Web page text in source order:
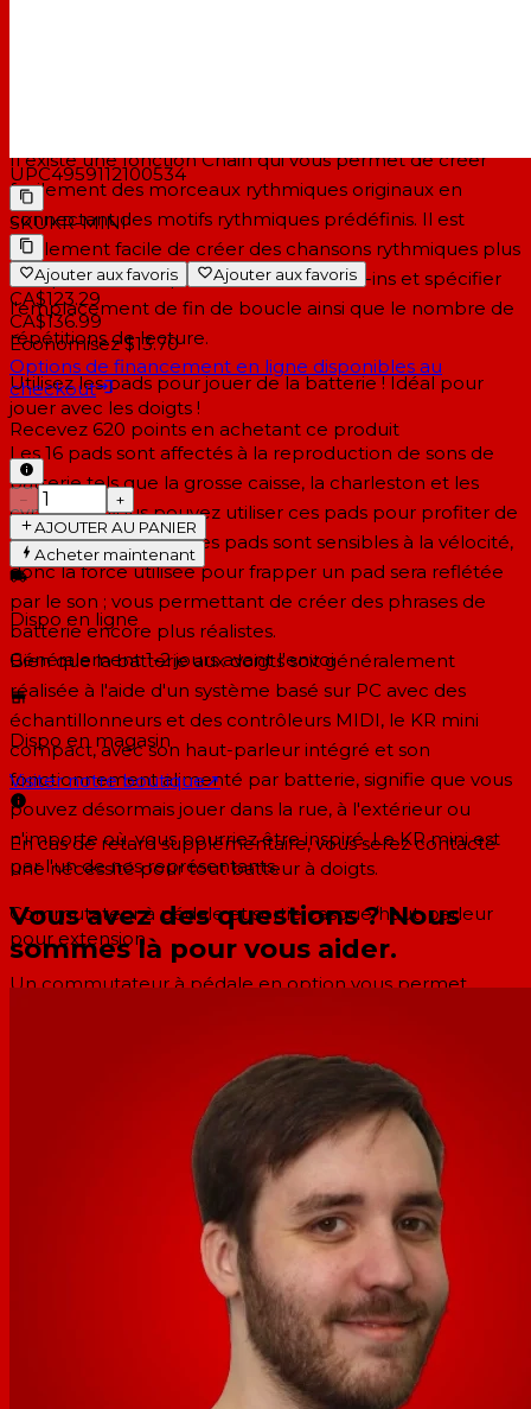
Il existe une fonction Chain qui vous permet de créer
facilement des morceaux rythmiques originaux en
connectant des motifs rythmiques prédéfinis. Il est
également facile de créer des chansons rythmiques plus
complexes ; vous pouvez inclure des fill-ins et spécifier
l'emplacement de fin de boucle ainsi que le nombre de
répétitions de lecture.
Utilisez les pads pour jouer de la batterie ! Idéal pour
jouer avec les doigts !
Les 16 pads sont affectés à la reproduction de sons de
batterie tels que la grosse caisse, la charleston et les
cymbales. Vous pouvez utiliser ces pads pour profiter de
la batterie au doigt. Les pads sont sensibles à la vélocité,
donc la force utilisée pour frapper un pad sera reflétée
par le son ; vous permettant de créer des phrases de
batterie encore plus réalistes.
Bien que la batterie aux doigts soit généralement
réalisée à l'aide d'un système basé sur PC avec des
échantillonneurs et des contrôleurs MIDI, le KR mini
compact, avec son haut-parleur intégré et son
fonctionnement alimenté par batterie, signifie que vous
pouvez désormais jouer dans la rue, à l'extérieur ou
n'importe où. vous pourriez être inspiré. Le KR mini est
une nécessité pour tout batteur à doigts.
Commutateur à pédale et sortie casque/haut-parleur
pour extension
Un commutateur à pédale en option vous permet
douceur le KR mini tout en jouant continuellement de
votre instrument. Le KR mini dispose également d'une
sortie casque/haut-parleur, vous pouvez donc le
connecter à votre système de sonorisation et jouer des
motifs de batterie à partir d'un haut-parleur externe.
Utilisez-le avec un ampli de guitare pour créer une
configuration simple pour les performances live.
Modèles de rythme (6 modèles pour chaque genre *
Chansons non comprises) : 8Beat, 16Beat, Rock, Metal,
Pop, R&B, Jazz, Latin, Dance, User, Songs/Chain End
UPC4959112100534
SKUKR-MINI
Ajouter aux favoris Ajouter aux favoris
CA$123.29
CA$136.99
Économisez $13.70
Options de financement en ligne disponibles au
checkout
Recevez 620 points en achetant ce produit
−
+
AJOUTER AU PANIER
Acheter maintenant
Dispo en ligne
Généralement 1-2 joursavant l'envoi
Dispo en magasin
Visiter notre boutique↗
En cas de retard supplémentaire, vous serez contacté
par l'un de nos représentants.
Vous avez des questions ? Nous
sommes là pour vous aider.